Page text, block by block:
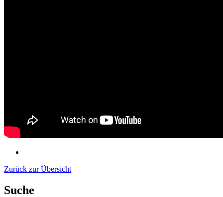
Zurück zur Übersicht
Suche